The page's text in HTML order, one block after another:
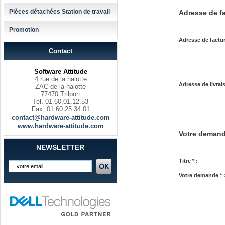
Pièces détachées Station de travail
Promotion
Contact
Software Attitude
4 rue de la halotte
ZAC de la halotte
77470 Trilport
Tel. 01.60.01.12.53
Fax. 01.60.25.34.01
contact@hardware-attitude.com
www.hardware-attitude.com
NEWSLETTER
Adresse de
Adresse de
Adresse de
Votre
Titre * :
Votre demande * :